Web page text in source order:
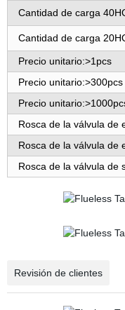
Cantidad de carga
Cantidad de carga
Precio unitario:>1pcs
Precio unitario:>300pcs
Precio unitario:
Rosca de la válvula de
Rosca de la válvula de
Rosca de la válvula de
Revisión de clientes